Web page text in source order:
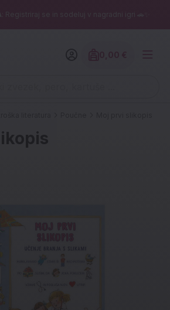
: Registriraj se in sodeluj v nagradni igri 🚗✨
zvezek, pero, kartuše ...)